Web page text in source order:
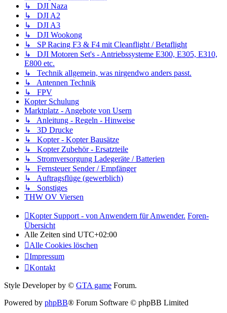
↳ DJI Naza
↳ DJI A2
↳ DJI A3
↳ DJI Wookong
↳ SP Racing F3 & F4 mit Cleanflight / Betaflight
↳ DJI Motoren Set's - Antriebssysteme E300, E305, E310,
E800 etc.
↳ Technik allgemein, was nirgendwo anders passt.
↳ Antennen Technik
↳ FPV
Kopter Schulung
Marktplatz - Angebote von Usern
↳ Anleitung - Regeln - Hinweise
↳ 3D Drucke
↳ Kopter - Kopter Bausätze
↳ Kopter Zubehör - Ersatzteile
↳ Stromversorgung Ladegeräte / Batterien
↳ Fernsteuer Sender / Empfänger
↳ Auftragsflüge (gewerblich)
↳ Sonstiges
THW OV Viersen
Kopter Support - von Anwendern für Anwender. Foren-
Übersicht
Alle Zeiten sind UTC+02:00
Alle Cookies löschen
Impressum
Kontakt
Style Developer by © GTA game Forum.
Powered by phpBB® Forum Software © phpBB Limited